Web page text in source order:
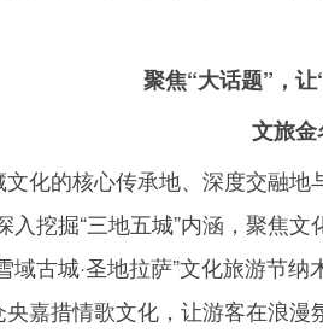
聚焦“大话题”，
文旅
化的核心传承地、深度交融
入挖掘“三地五城”内涵，聚焦
域古城·圣地拉萨”文化旅游节
嘉措情歌文化，让游客在浪